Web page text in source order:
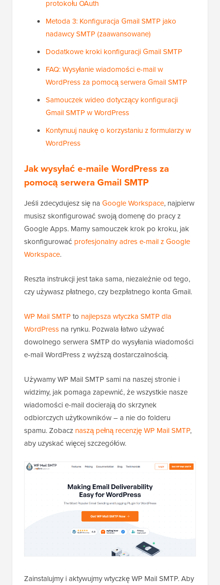
protokołu OAuth
Metoda 3: Konfiguracja Gmail SMTP jako
nadawcy SMTP (zaawansowane)
Dodatkowe kroki konfiguracji Gmail SMTP
FAQ: Wysyłanie wiadomości e-mail w
WordPress za pomocą serwera Gmail SMTP
Samouczek wideo dotyczący konfiguracji
Gmail SMTP w WordPress
Kontynuuj naukę o korzystaniu z formularzy w
WordPress
Jak wysyłać e-maile WordPress za
pomocą serwera Gmail SMTP
Jeśli zdecydujesz się na Google Workspace, najpierw
musisz skonfigurować swoją domenę do pracy z
Google Apps. Mamy samouczek krok po kroku, jak
skonfigurować profesjonalny adres e-mail z Google
Workspace.
Reszta instrukcji jest taka sama, niezależnie od tego,
czy używasz płatnego, czy bezpłatnego konta Gmail.
WP Mail SMTPto najlepsza wtyczka SMTP dla
WordPress na rynku. Pozwala łatwo używać
dowolnego serwera SMTP do wysyłania wiadomości
e-mail WordPress z wyższą dostarczalnością.
Używamy WP Mail SMTP sami na naszej stronie i
widzimy, jak pomaga zapewnić, że wszystkie nasze
wiadomości e-mail docierają do skrzynek
odbiorczych użytkowników – a nie do folderu
spamu. Zobacz naszą pełną recenzję WP Mail SMTP,
aby uzyskać więcej szczegółów.
Zainstalujmy i aktywujmy wtyczkę WP Mail SMTP. Aby